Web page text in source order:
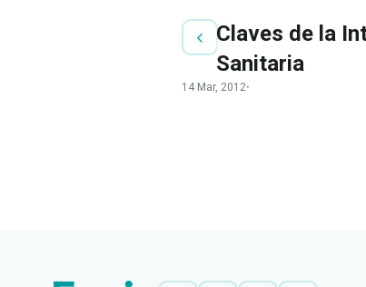
Claves de la
Sanitaria
14 Mar, 2012·